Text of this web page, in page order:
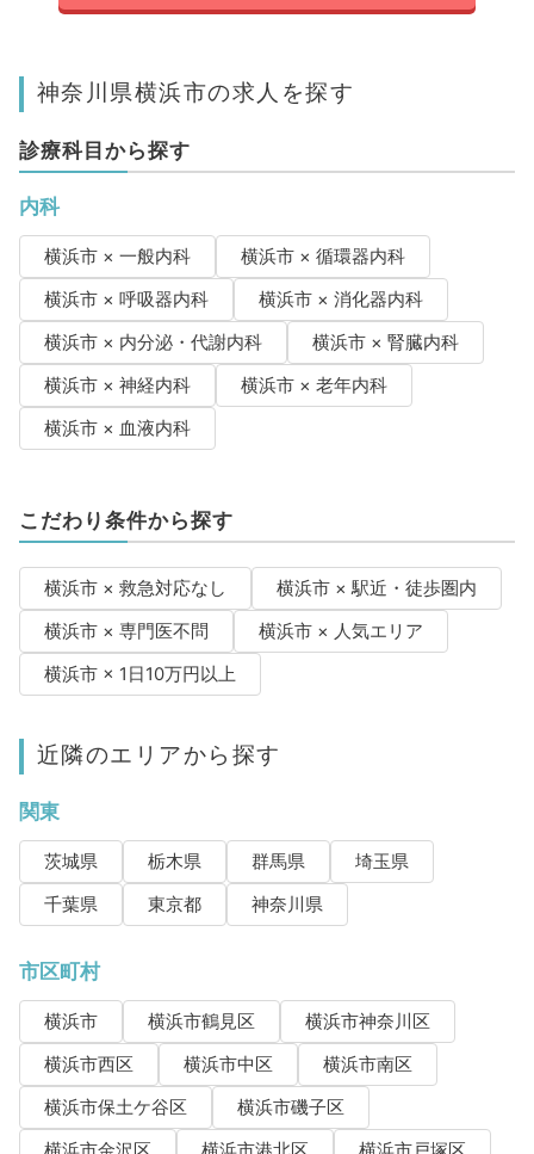
神奈川県横浜市の求人を探す
診療科目から探す
内科
横浜市 × 一般内科
横浜市 × 循環器内科
横浜市 × 呼吸器内科
横浜市 × 消化器内科
横浜市 × 内分泌・代謝内科
横浜市 × 腎臓内科
横浜市 × 神経内科
横浜市 × 老年内科
横浜市 × 血液内科
こだわり条件から探す
横浜市 × 救急対応なし
横浜市 × 駅近・徒歩圏内
横浜市 × 専門医不問
横浜市 × 人気エリア
横浜市 × 1日10万円以上
近隣のエリアから探す
関東
茨城県 栃木県 群馬県
埼玉県
千葉県
東京都 神奈川県
市区町村
横浜市 横浜市鶴見区
横浜市神奈川区
横浜市西区
横浜市中区
横浜市南区
横浜市保土ケ谷区
横浜市磯子区